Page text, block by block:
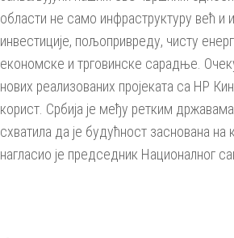
области не само инфраструктуру већ и
инвестиције, пољопривреду, чисту
економске и трговинске сарадње.
нових реализованих пројеката са НР
корист. Србија је међу ретким државама
схватила да је будућност заснована на
нагласио је председник Националног